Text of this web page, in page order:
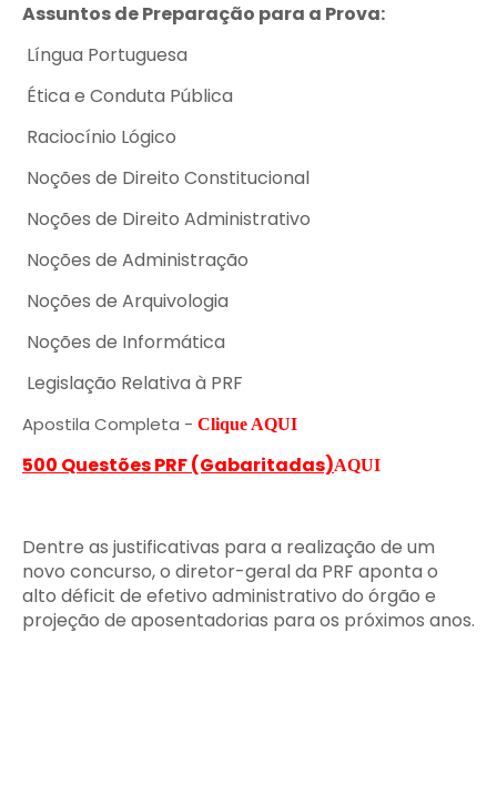
Assuntos de Preparação para a Prova:
Língua Portuguesa
Ética e Conduta Pública
Raciocínio Lógico
Noções de Direito Constitucional
Noções de Direito Administrativo
Noções de Administração
Noções de Arquivologia
Noções de Informática
Legislação Relativa à PRF
Apostila Completa - Clique AQUI
500 Questões PRF (Gabaritadas)AQUI
Dentre as justificativas para a realização de um
novo concurso, o diretor-geral da PRF aponta o
alto déficit de efetivo administrativo do órgão e
projeção de aposentadorias para os próximos anos.